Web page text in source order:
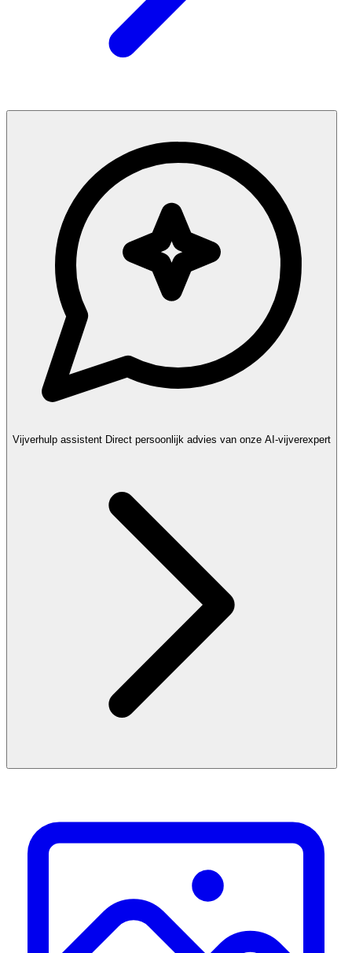
Vijverhulp assistent Direct persoonlijk advies van onze AI-vijverexpert